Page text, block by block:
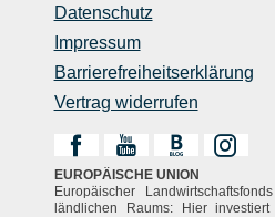
Datenschutz
Impressum
Barrierefreiheitserklärung
Vertrag widerrufen
EUROPÄISCHE UNION
Europäischer
ländlichen Raums: Hier